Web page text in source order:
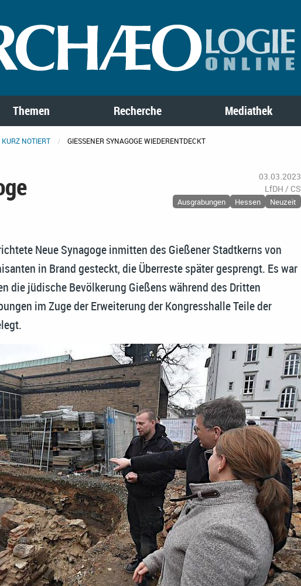
Themen Recherche Mediathek
KURZ NOTIERT GIESSENER SYNAGOGE WIEDERENTDECKT
03.03.2023
LfDH / CS
Ausgrabungen Hessen Neuzeit
Neue Synagoge inmitten des Gießener Stadtkerns von
in Brand gesteckt, die Überreste später gesprengt. Es war
die jüdische Bevölkerung Gießens während des Dritten
im Zuge der Erweiterung der Kongresshalle Teile der